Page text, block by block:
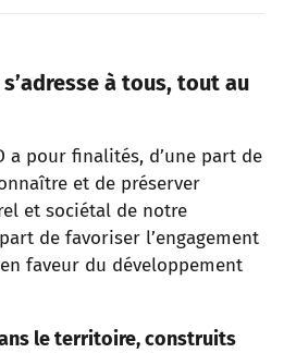
à tous, tout au
a pour finalités, d’une part de
et de préserver
et sociétal de notre
de favoriser l’engagement
faveur du développement
le territoire, construits